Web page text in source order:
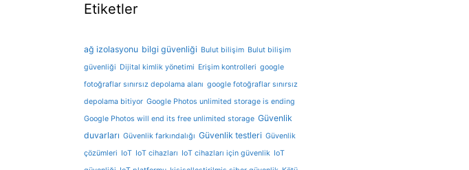
Etiketler
ağ izolasyonu bilgi güvenliği Bulut bilişim Bulut bilişim
güvenliği Dijital kimlik yönetimi Erişim kontrolleri google
fotoğraflar sınırsız depolama alanı google fotoğraflar sınırsız
depolama bitiyor Google Photos unlimited storage is ending
Google Photos will end its free unlimited storage Güvenlik
duvarları Güvenlik farkındalığı Güvenlik testleri Güvenlik
çözümleri IoT IoT cihazları IoT cihazları için güvenlik IoT